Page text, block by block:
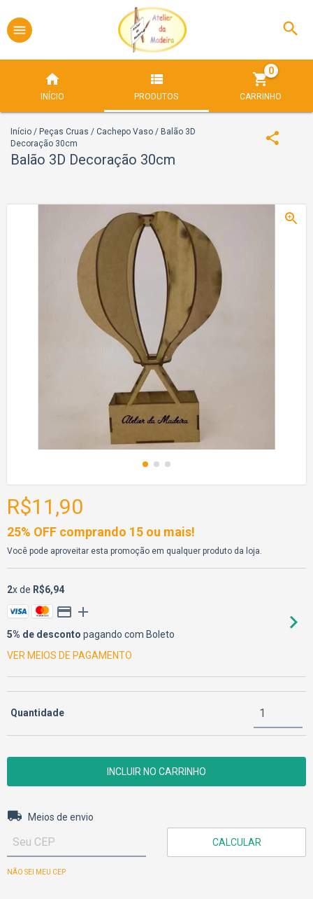
INÍCIO PRODUTOS CARRINHO
0
Início / Peças Cruas / Cachepo Vaso / Balão 3D
Decoração 30cm
Balão 3D Decoração 30cm
R$11,90
25% OFF comprando 15 ou mais!
Você pode aproveitar esta promoção em qualquer produto da loja.
2x de R$6,94
5% de desconto pagando com Boleto
VER MEIOS DE PAGAMENTO
Quantidade
Entregas para o CEP:
Meios de envio
CALCULAR
NÃO SEI MEU CEP